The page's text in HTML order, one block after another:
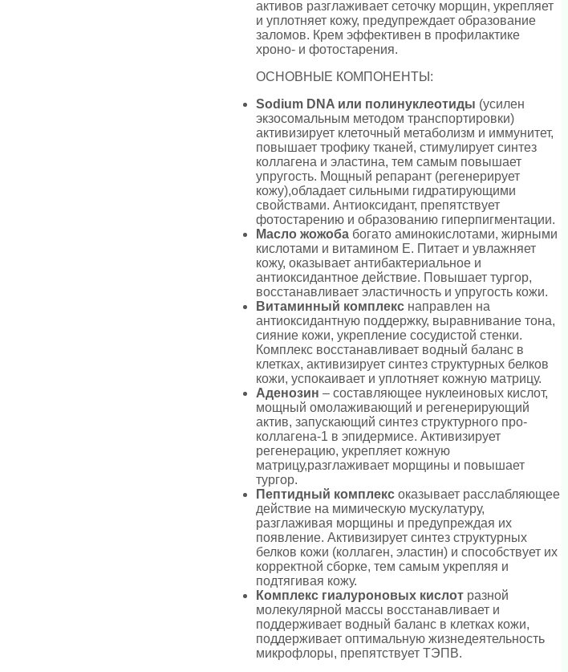
активов разглаживает сеточку морщин, укрепляет
и уплотняет кожу, предупреждает образование
заломов. Крем эффективен в профилактике
хроно- и фотостарения.
ОСНОВНЫЕ КОМПОНЕНТЫ:
Sodium DNA или полинуклеотиды (усилен
экзосомальным методом транспортировки)
активизирует клеточный метаболизм и иммунитет,
повышает трофику тканей, стимулирует синтез
коллагена и эластина, тем самым повышает
упругость. Мощный репарант (регенерирует
кожу),обладает сильными гидратирующими
свойствами. Антиоксидант, препятствует
фотостарению и образованию гиперпигментации.
Масло жожоба богато аминокислотами, жирными
кислотами и витамином Е. Питает и увлажняет
кожу, оказывает антибактериальное и
антиоксидантное действие. Повышает тургор,
восстанавливает эластичность и упругость кожи.
Витаминный комплекс направлен на
антиоксидантную поддержку, выравнивание тона,
сияние кожи, укрепление сосудистой стенки.
Комплекс восстанавливает водный баланс в
клетках, активизирует синтез структурных белков
кожи, успокаивает и уплотняет кожную матрицу.
Аденозин – составляющее нуклеиновых кислот,
мощный омолаживающий и регенерирующий
актив, запускающий синтез структурного про-
коллагена-1 в эпидермисе. Активизирует
регенерацию, укрепляет кожную
матрицу,разглаживает морщины и повышает
тургор.
Пептидный комплекс оказывает расслабляющее
действие на мимическую мускулатуру,
разглаживая морщины и предупреждая их
появление. Активизирует синтез структурных
белков кожи (коллаген, эластин) и способствует их
корректной сборке, тем самым укрепляя и
подтягивая кожу.
Комплекс гиалуроновых кислот разной
молекулярной массы восстанавливает и
поддерживает водный баланс в клетках кожи,
поддерживает оптимальную жизнедеятельность
микрофлоры, препятствует ТЭПВ.